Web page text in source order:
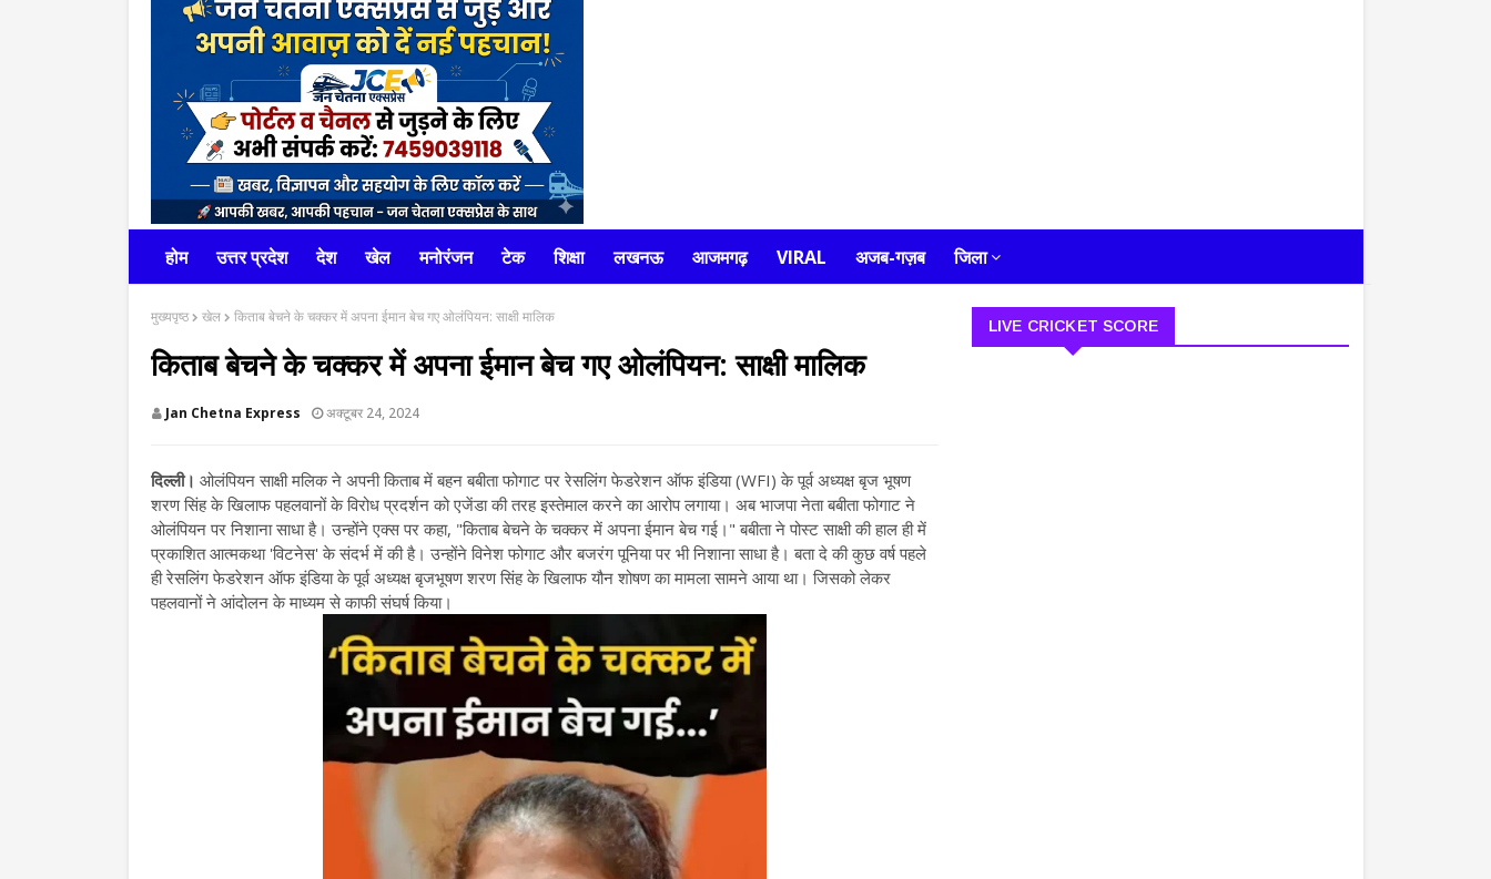
होम उत्तर प्रदेश देश खेल मनोरंजन टेक शिक्षा लखनऊ आजमगढ़ VIRAL अजब-गज़ब जिला
मुख्यपृष्ठ खेल किताब बेचने के चक्कर में अपना ईमान बेच गए ओलंपियन: साक्षी मालिक
किताब बेचने के चक्कर में अपना ईमान बेच गए ओलंपियन: साक्षी मालिक
Jan Chetna Express अक्टूबर 24, 2024
दिल्ली। ओलंपियन साक्षी मलिक ने अपनी किताब में बहन बबीता फोगाट पर रेसलिंग फेडरेशन ऑफ इंडिया (WFI) के पूर्व अध्यक्ष बृज भूषण
शरण सिंह के खिलाफ पहलवानों के विरोध प्रदर्शन को एजेंडा की तरह इस्तेमाल करने का आरोप लगाया। अब भाजपा नेता बबीता फोगाट ने
ओलंपियन पर निशाना साधा है। उन्होंने एक्स पर कहा, "किताब बेचने के चक्कर में अपना ईमान बेच गई।" बबीता ने पोस्ट साक्षी की हाल ही में
प्रकाशित आत्मकथा 'विटनेस' के संदर्भ में की है। उन्होंने विनेश फोगाट और बजरंग पूनिया पर भी निशाना साधा है। बता दे की कुछ वर्ष पहले
ही रेसलिंग फेडरेशन ऑफ इंडिया के पूर्व अध्यक्ष बृजभूषण शरण सिंह के खिलाफ यौन शोषण का मामला सामने आया था। जिसको लेकर
पहलवानों ने आंदोलन के माध्यम से काफी संघर्ष किया।
LIVE CRICKET SCORE